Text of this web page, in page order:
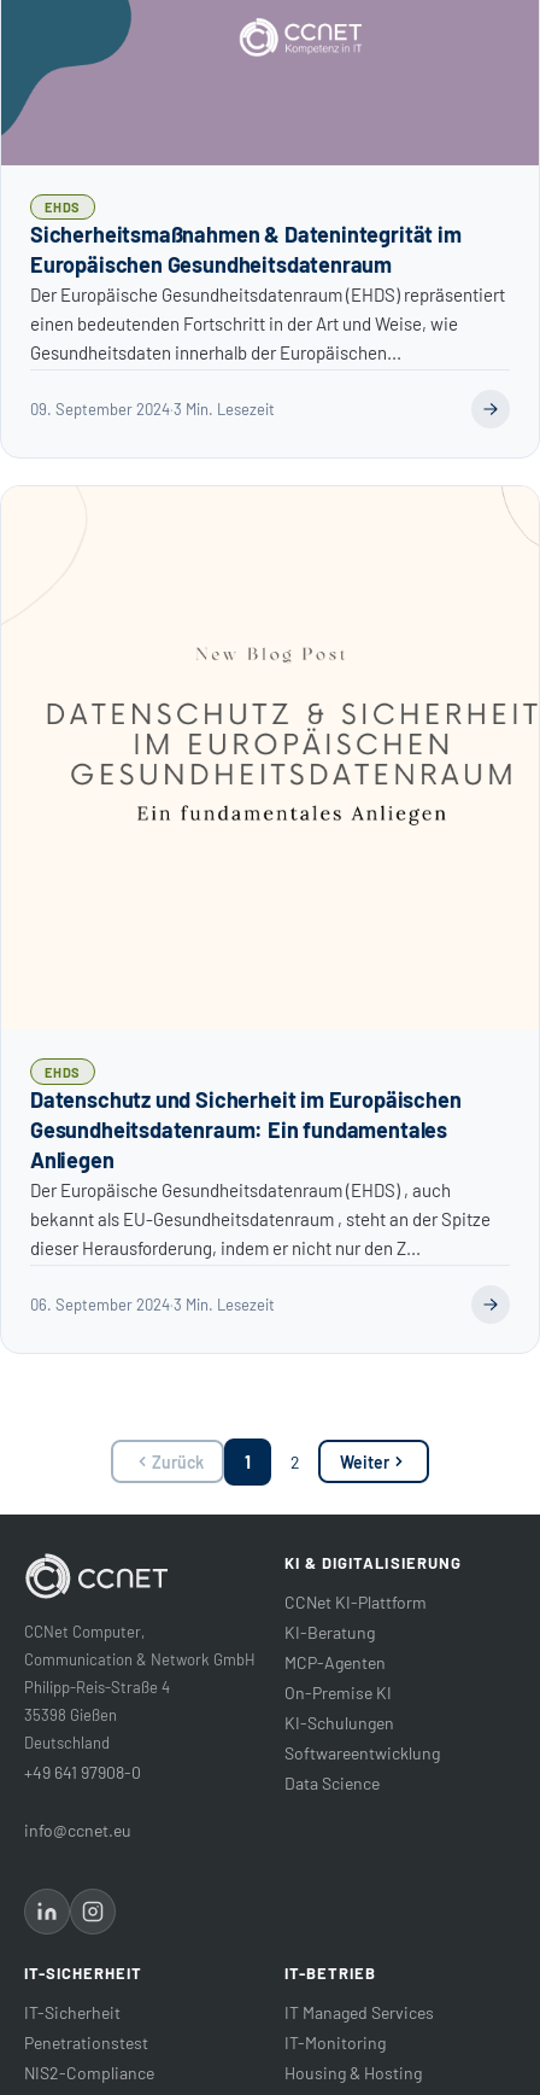
EHDS
Sicherheitsmaßnahmen & Datenintegrität im
Europäischen Gesundheitsdatenraum
Der Europäische Gesundheitsdatenraum (EHDS) repräsentiert
einen bedeutenden Fortschritt in der Art und Weise, wie
Gesundheitsdaten innerhalb der Europäischen...
09. September 2024·3 Min. Lesezeit
EHDS
Datenschutz und Sicherheit im Europäischen
Gesundheitsdatenraum: Ein fundamentales
Anliegen
Der Europäische Gesundheitsdatenraum (EHDS) , auch
bekannt als EU-Gesundheitsdatenraum , steht an der Spitze
dieser Herausforderung, indem er nicht nur den Z...
06. September 2024·3 Min. Lesezeit
Zurück 1 2 Weiter
CCNet Computer,
Communication & Network GmbH
Philipp-Reis-Straße 4
35398 Gießen
Deutschland
+49 641 97908-0
info@ccnet.eu
KI & DIGITALISIERUNG
CCNet KI-Plattform
KI-Beratung
MCP-Agenten
On-Premise KI
KI-Schulungen
Softwareentwicklung
Data Science
IT-SICHERHEIT
IT-Sicherheit
Penetrationstest
NIS2-Compliance
IT-BETRIEB
IT Managed Services
IT-Monitoring
Housing & Hosting